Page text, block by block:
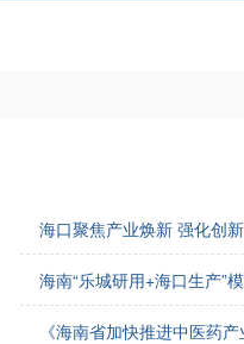
责人
海口聚焦产业焕新 强化创
海南“乐城研用+海口生产”
《海南省加快推进中医药